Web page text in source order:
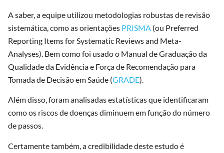
A saber, a equipe utilizou metodologias robustas de revisão
sistemática, como as orientações PRISMA (ou Preferred
Reporting Items for Systematic Reviews and Meta-
Analyses). Bem como foi usado o Manual de Graduação da
Qualidade da Evidência e Força de Recomendação para
Tomada de Decisão em Saúde (GRADE).
Além disso, foram analisadas estatísticas que identificaram
como os riscos de doenças diminuem em função do número
de passos.
Certamente também, a credibilidade deste estudo é